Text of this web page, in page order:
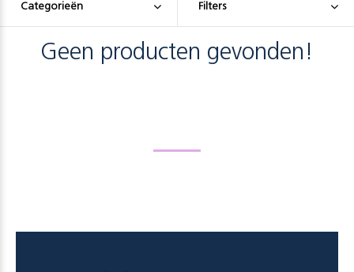
Categorieën Filters
Geen producten gevonden!